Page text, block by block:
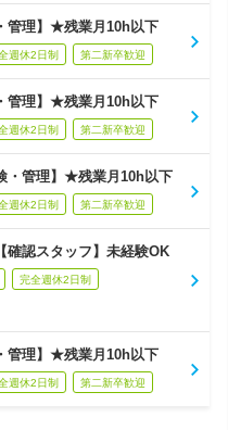
管理】★残業月10h以下
週休2日制 第二新卒歓迎
管理】★残業月10h以下
週休2日制 第二新卒歓迎
管理】★残業月10h以下
週休2日制 第二新卒歓迎
確認スタッフ】未経験OK
完全週休2日制
管理】★残業月10h以下
週休2日制 第二新卒歓迎